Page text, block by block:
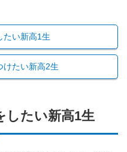
たい新高1生
けたい新高2生
したい新高1生